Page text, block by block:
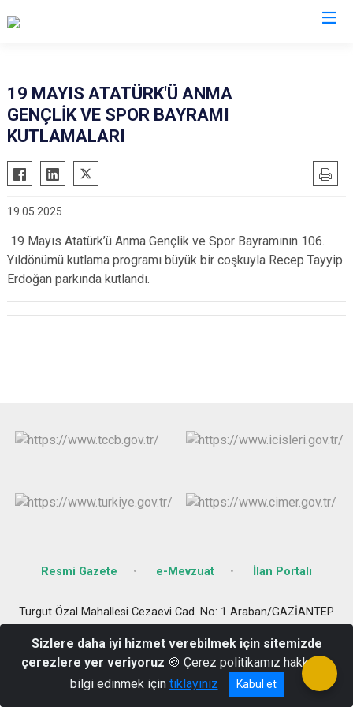
Araban
Karkamış
Oğuzeli
Şahinbey
Yavuzeli
19 MAYIS ATATÜRK'Ü ANMA
GENÇLİK VE SPOR BAYRAMI
KUTLAMALARI
19.05.2025
19 Mayıs Atatürk’ü Anma Gençlik ve Spor Bayramının 106.
Yıldönümü kutlama programı büyük bir coşkuyla Recep Tayyip
Erdoğan parkında kutlandı.
Resmi Gazete e-Mevzuat İlan Portalı
Turgut Özal Mahallesi Cezaevi Cad. No: 1 Araban/GAZİANTEP
342-6112096-3426112005
Sizlere daha iyi hizmet verebilmek için sitemizde
çerezlere yer veriyoruz 🍪 Çerez politikamız hakkında
bilgi edinmek için tıklayınız Kabul et